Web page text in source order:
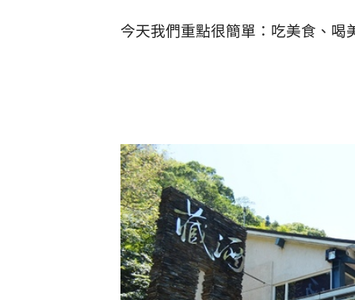
今天我們重點很簡單：吃美食、喝